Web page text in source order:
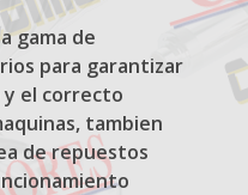
gama de
para garantizar
y el correcto
tambien
de repuestos